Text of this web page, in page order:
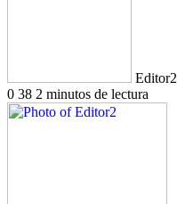
Editor2
0 38 2 minutos de lectura